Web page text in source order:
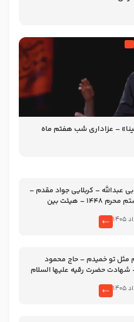
– عزاداری شب هفتم ماه
ابی عبدالله – کربلایی جواد مقدم –
شب هشتم محرم 1448 – هیئت بین
مثل تو خمیدم – حاج محمود
شهادت حضرت رقیه علیها السلام